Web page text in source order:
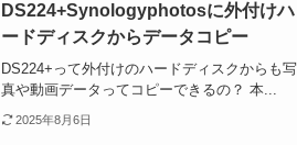
DS224+Synologyphotosに外付けハ
ードディスクからデータコピー
DS224+って外付けのハードディスクからも写
真や動画データってコピーできるの？ 本...
2025年8月6日